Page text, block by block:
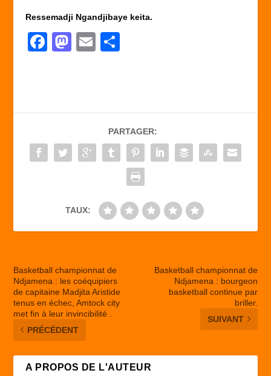
Ressemadji Ngandjibaye keita.
F
b
o
o
M
d
o
n
E
er
PARTAGER:
TAUX:
Basketball championnat de
Ndjamena : les coéquipiers
de capitaine Madjita Aristide
tenus en échec, Amtock city
met fin à leur invincibilité .
PRÉCÉDENT
Basketball championnat de
Ndjamena : bourgeon
basketball continue par
briller.
SUIVANT
A PROPOS DE L'AUTEUR